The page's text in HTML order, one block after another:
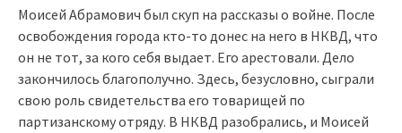
Моисей Абрамович был скуп на рассказы о войне. После
освобождения города кто-то донес на него в НКВД, что
он не тот, за кого себя выдает. Его арестовали. Дело
закончилось благополучно. Здесь, безусловно, сыграли
свою роль свидетельства его товарищей по
партизанскому отряду. В НКВД разобрались, и Моисей